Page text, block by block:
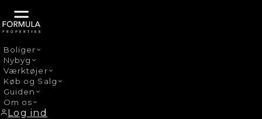
Boliger
Nybyg
Værktøjer
Køb og Salg
Guiden
Om os
Log ind
Nybyg› Riviera del Sol